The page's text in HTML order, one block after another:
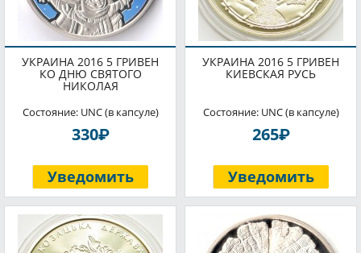
УКРАИНА 2016 5 ГРИВЕН
КО ДНЮ СВЯТОГО
НИКОЛАЯ
Состояние: UNC (в капсуле)
330P
Уведомить
УКРАИНА 2016 5 ГРИВЕН
КИЕВСКАЯ РУСЬ
Состояние: UNC (в капсуле)
265P
Уведомить